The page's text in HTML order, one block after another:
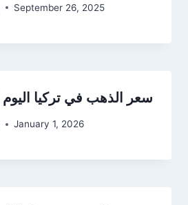
September 26, 2025
سعر الذهب في تركيا اليوم 01 يناير 2026
January 1, 2026